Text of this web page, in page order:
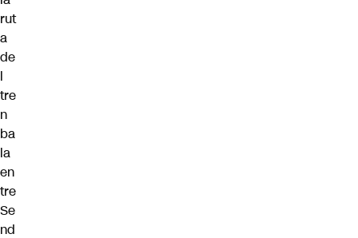
rut
a
de
l
tre
n
ba
la
en
tre
Se
nd